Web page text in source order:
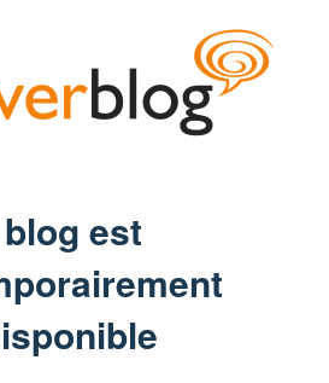
est